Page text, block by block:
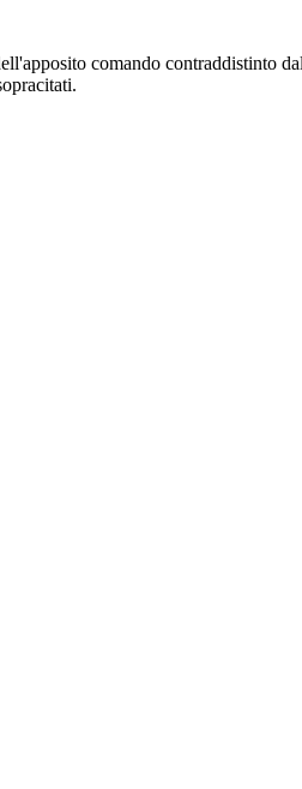
comando contraddistinto